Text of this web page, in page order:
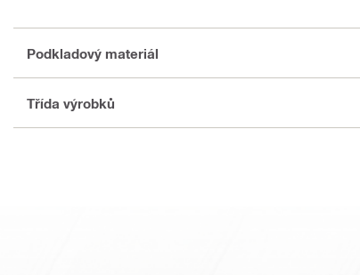
Podkladový materiál
Třída výrobků